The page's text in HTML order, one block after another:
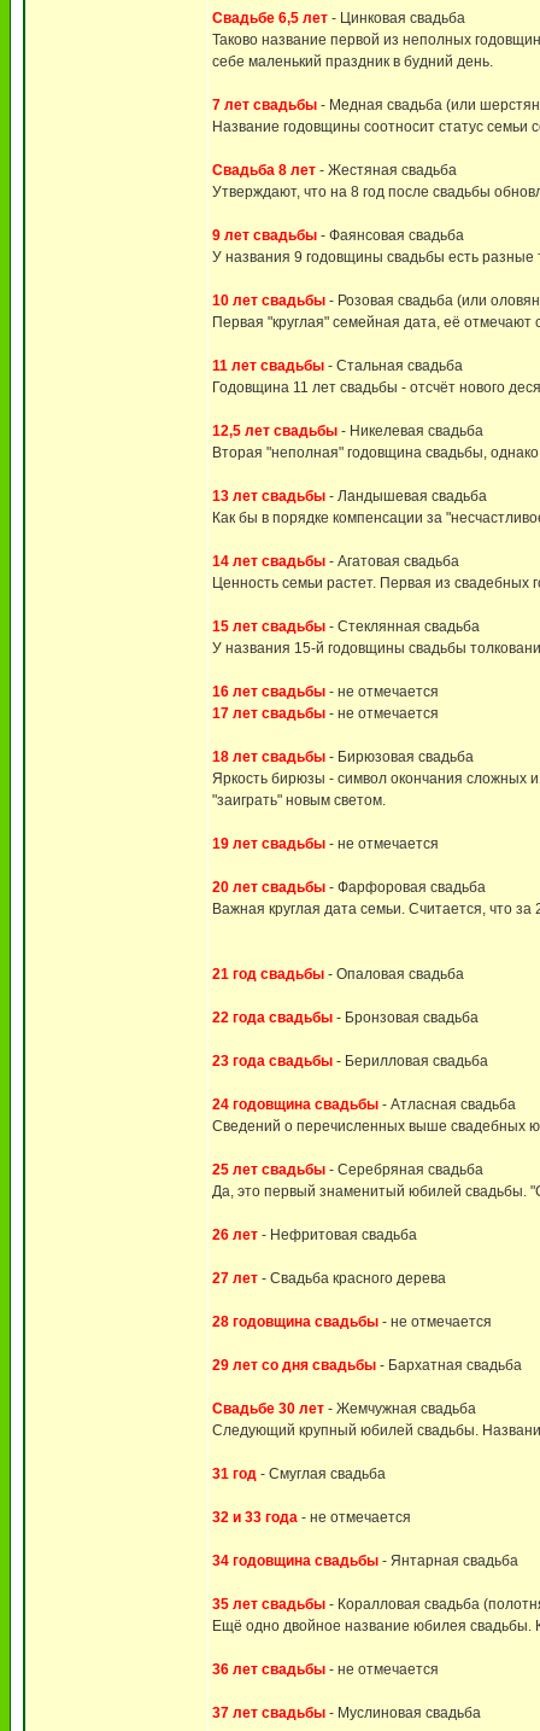
Свадьбе 6,5 лет - Цинковая свадьба
Таково название первой из неполных
себе маленький праздник в будний день.
7 лет свадьбы - Медная свадьба (или
Название годовщины соотносит статус
Свадьба 8 лет - Жестяная свадьба
Утверждают, что на 8 год после свадьбы
9 лет свадьбы - Фаянсовая свадьба
У названия 9 годовщины свадьбы есть разные
10 лет свадьбы - Розовая свадьба (или
Первая "круглая" семейная дата, её отмечают
11 лет свадьбы - Стальная свадьба
Годовщина 11 лет свадьбы - отсчёт нового
12,5 лет свадьбы - Никелевая свадьба
Вторая "неполная" годовщина свадьбы,
13 лет свадьбы - Ландышевая свадьба
Как бы в порядке компенсации за
14 лет свадьбы - Агатовая свадьба
Ценность семьи растет. Первая из
15 лет свадьбы - Стеклянная свадьба
У названия 15-й годовщины свадьбы
16 лет свадьбы - не отмечается
17 лет свадьбы - не отмечается
18 лет свадьбы - Бирюзовая свадьба
Яркость бирюзы - символ окончания сложных
"заиграть" новым светом.
19 лет свадьбы - не отмечается
20 лет свадьбы - Фарфоровая свадьба
Важная круглая дата семьи. Считается, что
21 год свадьбы - Опаловая свадьба
22 года свадьбы - Бронзовая свадьба
23 года свадьбы - Берилловая свадьба
24 годовщина свадьбы - Атласная свадьба
Сведений о перечисленных выше свадебных
25 лет свадьбы - Серебряная свадьба
Да, это первый знаменитый юбилей свадьбы.
26 лет - Нефритовая свадьба
27 лет - Свадьба красного дерева
28 годовщина свадьбы - не отмечается
29 лет со дня свадьбы - Бархатная свадьба
Свадьбе 30 лет - Жемчужная свадьба
Следующий крупный юбилей свадьбы.
31 год - Смуглая свадьба
32 и 33 года - не отмечается
34 годовщина свадьбы - Янтарная свадьба
35 лет свадьбы - Коралловая свадьба
Ещё одно двойное название юбилея свадьбы.
36 лет свадьбы - не отмечается
37 лет свадьбы - Муслиновая свадьба